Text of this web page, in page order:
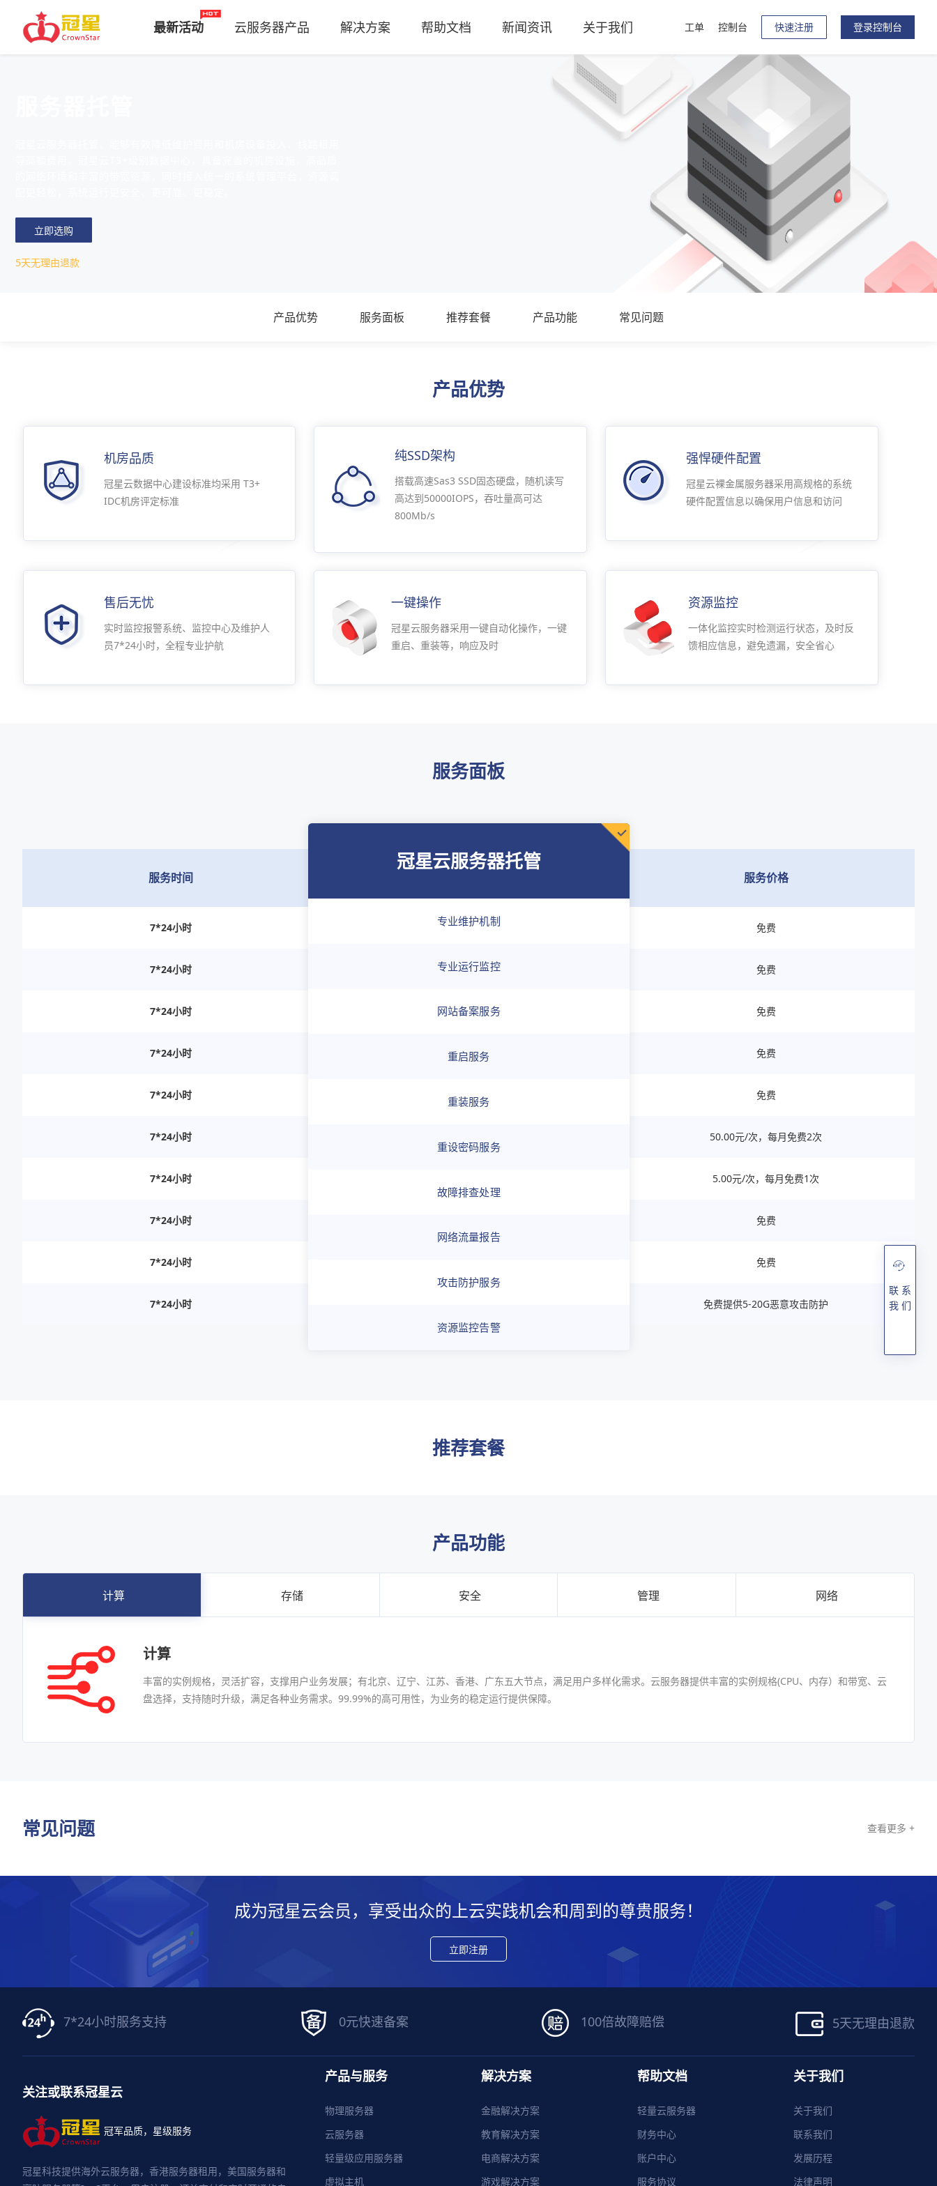
最新活动 云服务器产品 解决方案 帮助文档 新闻资讯 关于我们 工单 控制台 快速注册 登录控制台
立即选购
5天无理由退款
产品优势 服务面板 推荐套餐 产品功能 常见问题
产品优势
机房品质
冠星云数据中心建设标准均采用 T3+
IDC机房评定标准
纯SSD架构
搭载高速Sas3 SSD固态硬盘，随机读写
高达到50000IOPS，吞吐量高可达
800Mb/s
强悍硬件配置
冠星云裸金属服务器采用高规格的系统
硬件配置信息以确保用户信息和访问
售后无忧
实时监控报警系统、监控中心及维护人
员7*24小时，全程专业护航
一键操作
冠星云服务器采用一键自动化操作，一键
重启、重装等，响应及时
资源监控
一体化监控实时检测运行状态，及时反
馈相应信息，避免遗漏，安全省心
服务面板
服务时间
7*24小时
7*24小时
7*24小时
7*24小时
7*24小时
7*24小时
7*24小时
7*24小时
7*24小时
7*24小时
冠星云服务器托管
专业维护机制
专业运行监控
网站备案服务
重启服务
重装服务
重设密码服务
故障排查处理
网络流量报告
攻击防护服务
资源监控告警
服务价格
免费
免费
免费
免费
免费
50.00元/次，每月免费2次
5.00元/次，每月免费1次
免费
免费
免费提供5-20G恶意攻击防护
推荐套餐
产品功能
计算 存储 安全 管理 网络
计算
丰富的实例规格，灵活扩容，支撑用户业务发展；有北京、辽宁、江苏、香港、广东五大节点，满足用户多样化需求。云服务器提供丰富的实例规格(CPU、内存）和带宽、云
盘选择，支持随时升级，满足各种业务需求。99.99%的高可用性，为业务的稳定运行提供保障。
常见问题 查看更多 +
成为冠星云会员，享受出众的上云实践机会和周到的尊贵服务！
立即注册
7*24小时服务支持 0元快速备案 100倍故障赔偿 5天无理由退款
关注或联系冠星云
冠军品质，星级服务
冠星科技提供海外云服务器，香港服务器租用，美国服务器和
产品与服务
物理服务器
云服务器
轻量级应用服务器
虚拟主机
解决方案
金融解决方案
教育解决方案
电商解决方案
游戏解决方案
帮助文档
轻量云服务器
财务中心
账户中心
服务协议
关于我们
关于我们
联系我们
发展历程
法律声明
联 系
我 们